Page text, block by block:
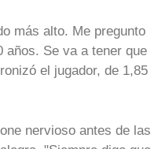
más alto. Me pregunto
años. Se va a tener que
el jugador, de 1,85
nervioso antes de las